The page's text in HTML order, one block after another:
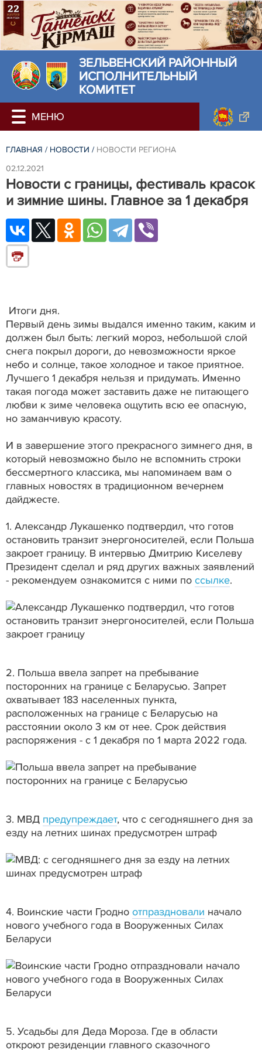
ЗЕЛЬВЕНСКИЙ РАЙОННЫЙ
ИСПОЛНИТЕЛЬНЫЙ
КОМИТЕТ
ГЛАВНАЯ / НОВОСТИ / НОВОСТИ РЕГИОНА
02.12.2021
Новости с границы, фестиваль красок
и зимние шины. Главное за 1 декабря
Итоги дня.
Первый день зимы выдался именно таким, каким и
должен был быть: легкий мороз, небольшой слой
снега покрыл дороги, до невозможности яркое
небо и солнце, такое холодное и такое приятное.
Лучшего 1 декабря нельзя и придумать. Именно
такая погода может заставить даже не питающего
любви к зиме человека ощутить всю ее опасную,
но заманчивую красоту.
И в завершение этого прекрасного зимнего дня, в
который невозможно было не вспомнить строки
бессмертного классика, мы напоминаем вам о
главных новостях в традиционном вечернем
дайджесте.
1. Александр Лукашенко подтвердил, что готов
остановить транзит энергоносителей, если Польша
закроет границу. В интервью Дмитрию Киселеву
Президент сделал и ряд других важных заявлений
- рекомендуем ознакомится с ними по ссылке.
2. Польша ввела запрет на пребывание
посторонних на границе с Беларусью. Запрет
охватывает 183 населенных пункта,
расположенных на границе с Беларусью на
расстоянии около 3 км от нее. Срок действия
распоряжения - с 1 декабря по 1 марта 2022 года.
3. МВД предупреждает, что с сегодняшнего дня за
езду на летних шинах предусмотрен штраф
4. Воинские части Гродно отпраздновали начало
нового учебного года в Вооруженных Силах
Беларуси
5. Усадьбы для Деда Мороза. Где в области
откроют резиденции главного сказочного